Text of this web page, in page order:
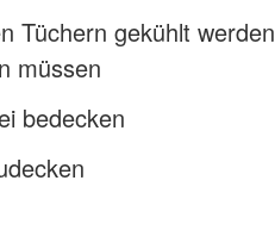
Tüchern gekühlt
müssen
bedecken